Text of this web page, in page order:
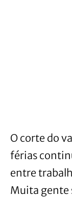
O corte do
férias
entre
Muita gente